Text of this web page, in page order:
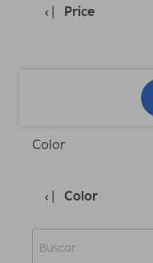
Price
Color
Color